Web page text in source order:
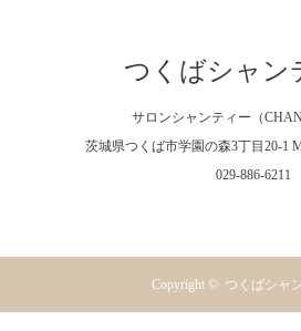
つくばシャン
サロンシャンティー（
茨城県つくば市学園の森3丁目20-1
029-886-6211
Copyright © つくばシャ